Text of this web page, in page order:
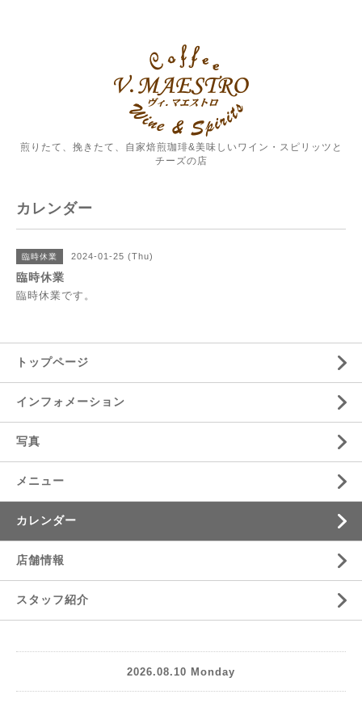
煎りたて、挽きたて、自家焙煎珈琲&美味しいワイン・スピリッツと
チーズの店
カレンダー
臨時休業 2024-01-25 (Thu)
臨時休業
臨時休業です。
トップページ
インフォメーション
写真
メニュー
カレンダー
店舗情報
スタッフ紹介
2026.08.10 Monday